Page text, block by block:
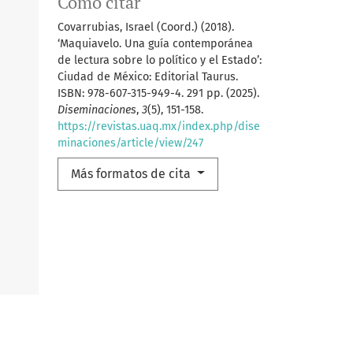
Covarrubias, Israel (Coord.) (2018).
‘Maquiavelo. Una guía contemporánea
de lectura sobre lo político y el Estado’:
Ciudad de México: Editorial Taurus.
ISBN: 978-607-315-949-4. 291 pp. (2025).
Diseminaciones, 3(5), 151-158.
https://revistas.uaq.mx/index.php/dise
minaciones/article/view/247
Más formatos de cita